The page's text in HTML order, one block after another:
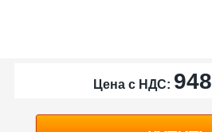
Цена с НДС: 948